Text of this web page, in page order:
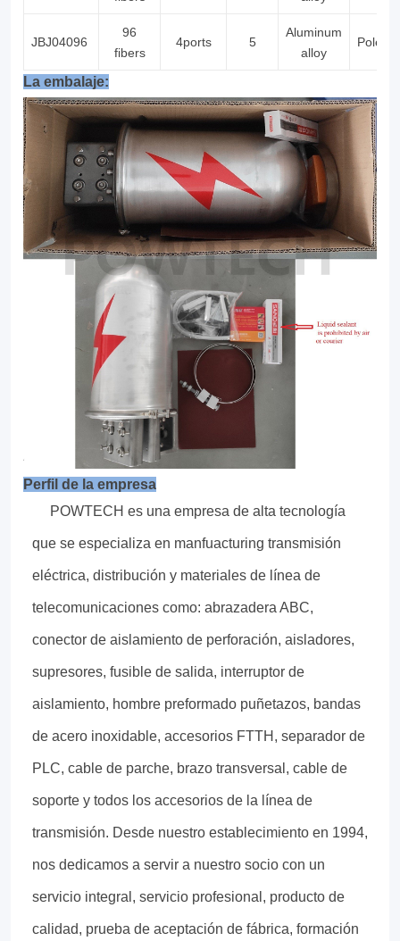
JBJ04096
96
fibers
4ports 5
Aluminum
alloy
Pole/
La embalaje:
Perfil de la empresa
POWTECH es una empresa de alta tecnología
que se especializa en manfuacturing transmisión
eléctrica, distribución y materiales de línea de
telecomunicaciones como: abrazadera ABC,
conector de aislamiento de perforación, aisladores,
supresores, fusible de salida, interruptor de
aislamiento, hombre preformado puñetazos, bandas
de acero inoxidable, accesorios FTTH, separador de
PLC, cable de parche, brazo transversal, cable de
soporte y todos los accesorios de la línea de
transmisión. Desde nuestro establecimiento en 1994,
nos dedicamos a servir a nuestro socio con un
servicio integral, servicio profesional, producto de
calidad, prueba de aceptación de fábrica, formación